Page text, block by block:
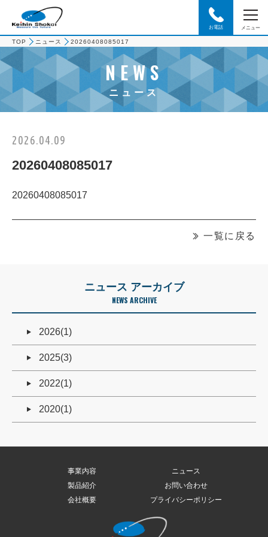
メニュー
お電話
TOP ニュース 20260408085017
NEWS
ニュース
2026.04.09
20260408085017
20260408085017
一覧に戻る
ニュース アーカイブ
NEWS ARCHIVE
2026(1)
2025(3)
2022(1)
2020(1)
事業内容
ニュース
製品紹介
お問い合わせ
会社概要
プライバシーポリシー